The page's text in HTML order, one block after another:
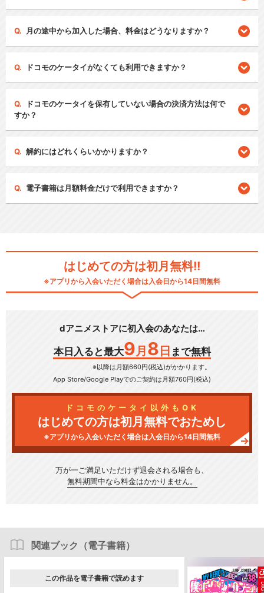
月の途中から加入した場合、料金はどうなりますか？
ドコモのケータイがなくても利用できますか？
ドコモのケータイを保有していない場合の決済方法は何で
すか？
解約にはどれくらいかかりますか？
電子書籍は月額料金だけで利用できますか？
はじめての方は初月無料!!
※アプリから入会いただく場合は入会日から14日間無料
dアニメストアに初入会のあなたは…
本日入ると最大9 月 8 日 まで無料
※以降は月額660円(税込)がかかります。
App Store/Google Playでのご契約は月額760円(税込)
ドコモのケータイ以外もOK
はじめての方は初月無料でおためし
※アプリから入会いただく場合は入会日から14日間無料
万が一ご満足いただけず退会される場合も、
無料期間中なら料金はかかりません。
関連ブック（電子書籍）
この作品を電子書籍で読めます